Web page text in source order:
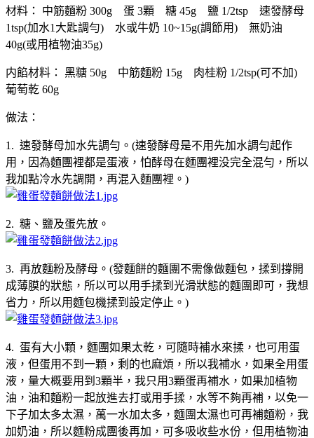
材料： 中筋麵粉 300g 蛋 3顆 糖 45g 鹽 1/2tsp 速發酵母
1tsp(加水1大匙調勻) 水或牛奶 10~15g(調節用) 無奶油
40g(或用植物油35g)
内餡材料： 黑糖 50g 中筋麵粉 15g 肉桂粉 1/2tsp(可不加)
葡萄乾 60g
做法：
1. 速發酵母加水先調勻。(速發酵母是不用先加水調勻起作
用，因為麵團裡都是蛋液，怕酵母在麵團裡没完全混勻，所以
我加點冷水先調開，再混入麵團裡。)
2. 糖、鹽及蛋先放。
3. 再放麵粉及酵母。(發麵餅的麵團不需像做麵包，揉到撐開
成薄膜的狀態，所以可以用手揉到光滑狀態的麵團即可，我想
省力，所以用麵包機揉到設定停止。)
4. 蛋有大小顆，麵團如果太乾，可隨時補水來揉，也可用蛋
液，但蛋用不到一顆，剩的也麻煩，所以我補水，如果全用蛋
液，量大概要用到3顆半，我只用3顆蛋再補水，如果加植物
油，油和麵粉一起放進去打或用手揉，水等不夠再補，以免一
下子加太多太濕，萬一水加太多，麵團太濕也可再補麵粉，我
加奶油，所以麵粉成團後再加，可多吸收些水份，但用植物油